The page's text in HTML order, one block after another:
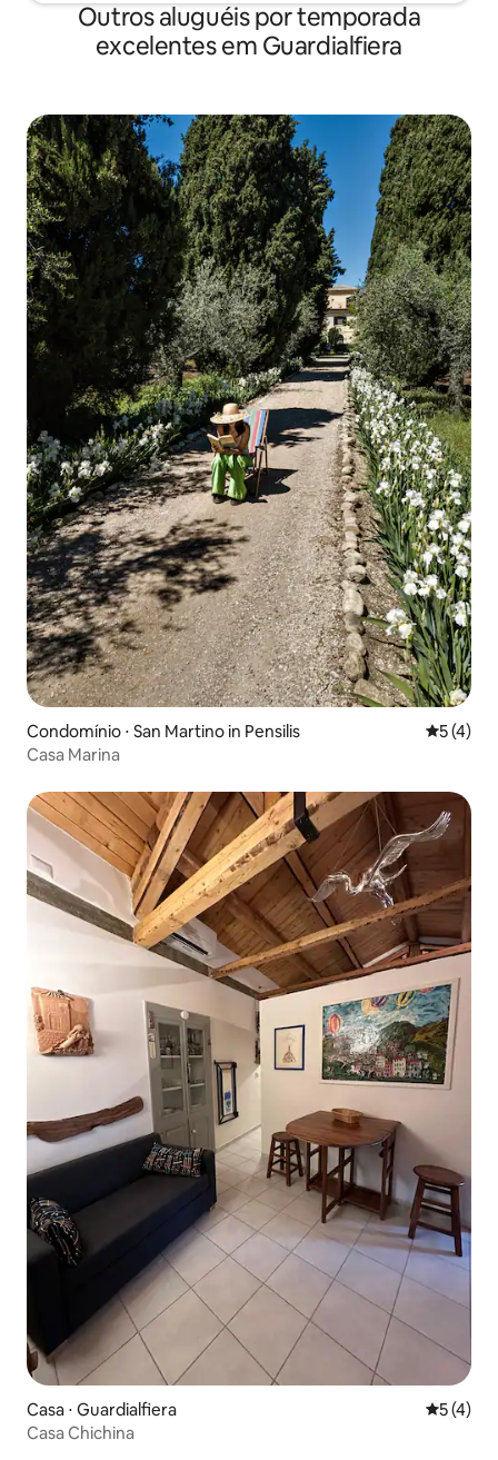
Outros aluguéis por temporada
excelentes em Guardialfiera
Condomínio ⋅ San Martino in Pensilis 5 de
5 (4)
Casa Marina
Casa ⋅ Guardialfiera 5 de
5 (4)
Casa Chichina